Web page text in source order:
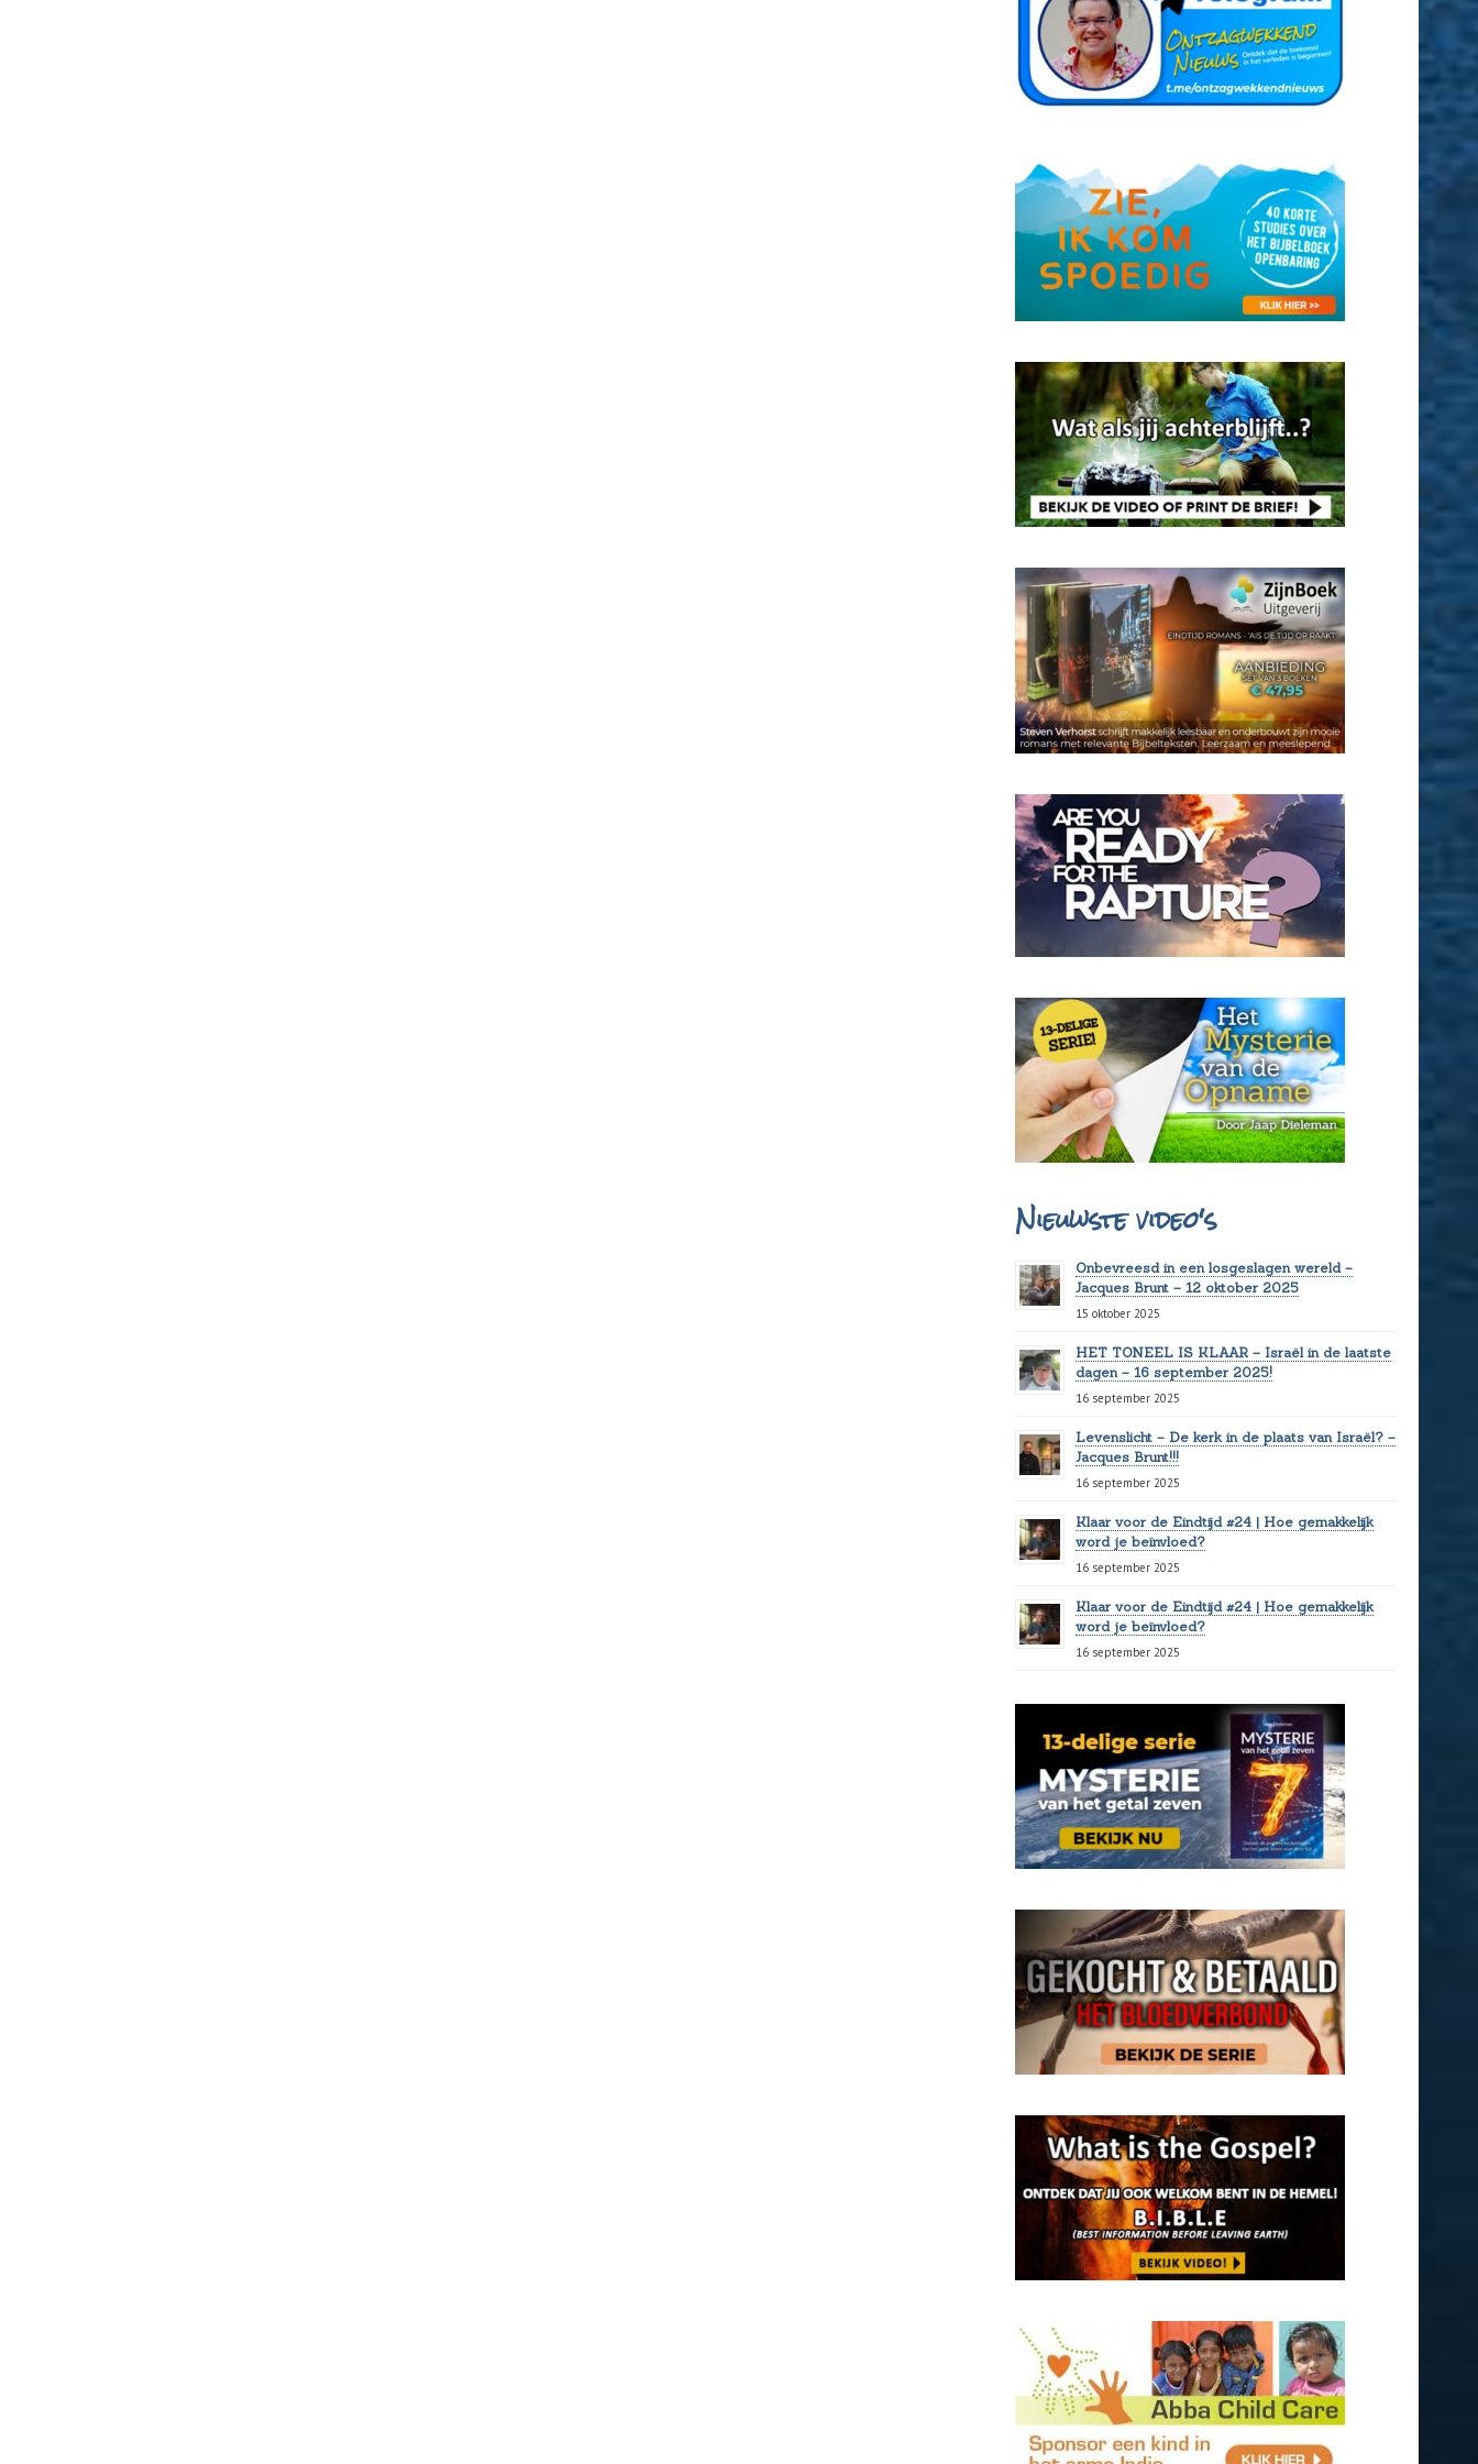
Nieuwste video's
Onbevreesd in een losgeslagen wereld –
Jacques Brunt – 12 oktober 2025
15 oktober 2025
HET TONEEL IS KLAAR – Israël in de laatste
dagen – 16 september 2025!
16 september 2025
Levenslicht – De kerk in de plaats van Israël? –
Jacques Brunt!!!
16 september 2025
Klaar voor de Eindtijd #24 | Hoe gemakkelijk
word je beïnvloed?
16 september 2025
Klaar voor de Eindtijd #24 | Hoe gemakkelijk
word je beïnvloed?
16 september 2025